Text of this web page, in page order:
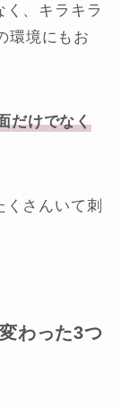
く、キラキラ
環境にもお
だけでなく
さんいて刺
わった3つ